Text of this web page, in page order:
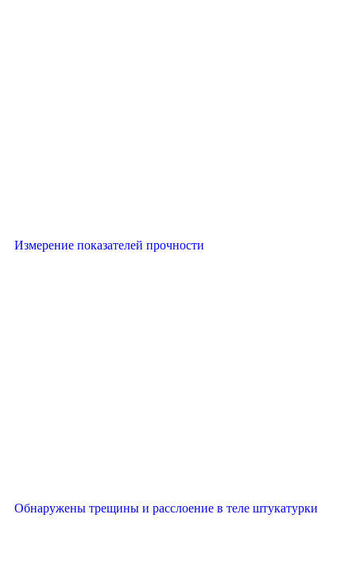
Измерение показателей прочности
Обнаружены трещины и расслоение в теле штукатурки